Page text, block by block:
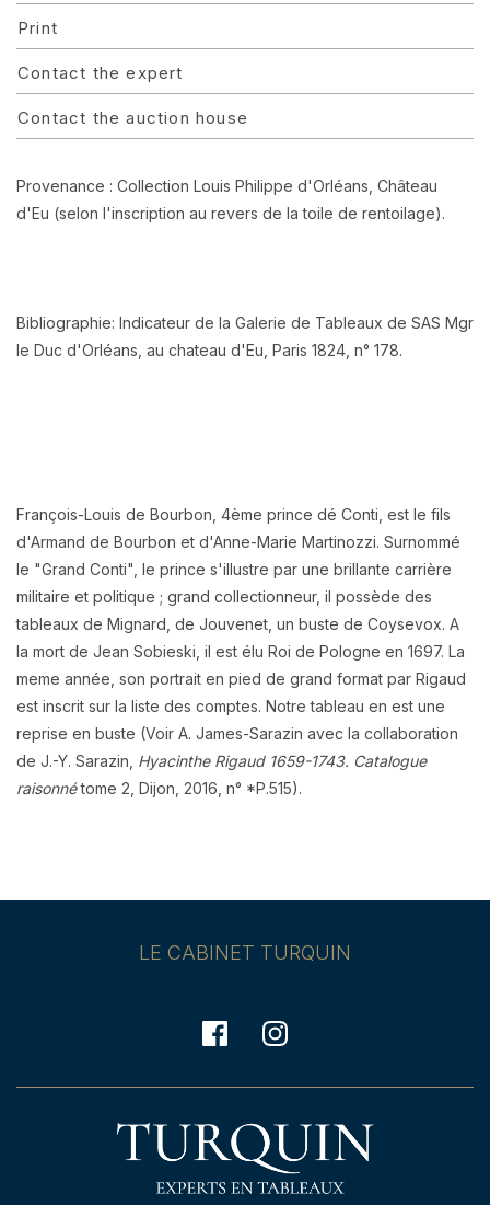
Print
Contact the expert
Contact the auction house
Provenance : Collection Louis Philippe d'Orléans, Château
d'Eu (selon l'inscription au revers de la toile de rentoilage).
Bibliographie: Indicateur de la Galerie de Tableaux de SAS Mgr
le Duc d'Orléans, au chateau d'Eu, Paris 1824, n° 178.
François-Louis de Bourbon, 4ème prince dé Conti, est le fils
d'Armand de Bourbon et d'Anne-Marie Martinozzi. Surnommé
le "Grand Conti", le prince s'illustre par une brillante carrière
militaire et politique ; grand collectionneur, il possède des
tableaux de Mignard, de Jouvenet, un buste de Coysevox. A
la mort de Jean Sobieski, il est élu Roi de Pologne en 1697. La
meme année, son portrait en pied de grand format par Rigaud
est inscrit sur la liste des comptes. Notre tableau en est une
reprise en buste (Voir A. James-Sarazin avec la collaboration
de J.-Y. Sarazin, Hyacinthe Rigaud 1659-1743. Catalogue
raisonnétome 2, Dijon, 2016, n° *P.515).
LE CABINET TURQUIN